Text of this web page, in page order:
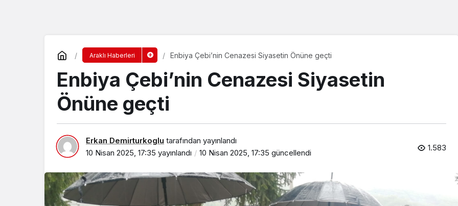
Araklı Haberleri Enbiya Çebi’nin Cenazesi Siyasetin Önüne geçti
Enbiya Çebi’nin Cenazesi Siyasetin
Önüne geçti
Erkan Demirturkoglu tarafından yayınlandı
10 Nisan 2025, 17:35 yayınlandı 10 Nisan 2025, 17:35 güncellendi 1.583